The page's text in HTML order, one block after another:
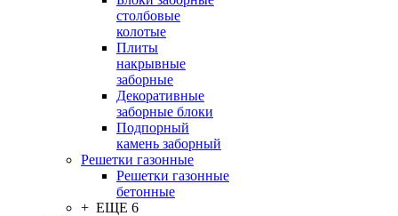
столбовые
колотые
Плиты
накрывные
заборные
Декоративные
заборные блоки
Подпорный
камень заборный
Решетки газонные
Решетки газонные
бетонные
+ ЕЩЕ 6